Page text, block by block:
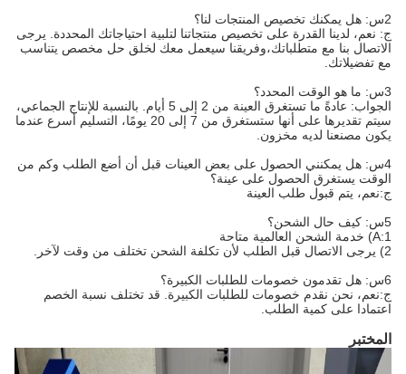
ج: نعم، لدينا القدرة على تخصيص منتجاتنا لتلبية احتياجاتك المحددة. يرجى
الاتصال بنا مع متطلباتك،وفريقنا سيعمل معك لخلق حل مخصص يتناسب
مع تفضيلاتك.
الجواب: عادةً ما تستغرق العينة من 2 إلى 5 أيام. بالنسبة للإنتاج الجماعي،
سيتم تقديرها على أنها ستستغرق من 7 إلى 20 يومًا، التسليم أسرع عندما
يكون مصنعنا لديه مخزون.
4س: هل يمكنني الحصول على بعض العينات قبل أن أضع الطلب وكم من
الوقت يستغرق الحصول على عينة؟
ج:نعم، يتم قبول طلب العينة
5س: كيف حال الشحن؟
A:1) خدمة الشحن العالمية متاحة
ج:نعم، نحن نقدم خصومات للطلبات الكبيرة. قد تختلف نسبة الخصم
اعتمادا على كمية الطلب.
المختبر